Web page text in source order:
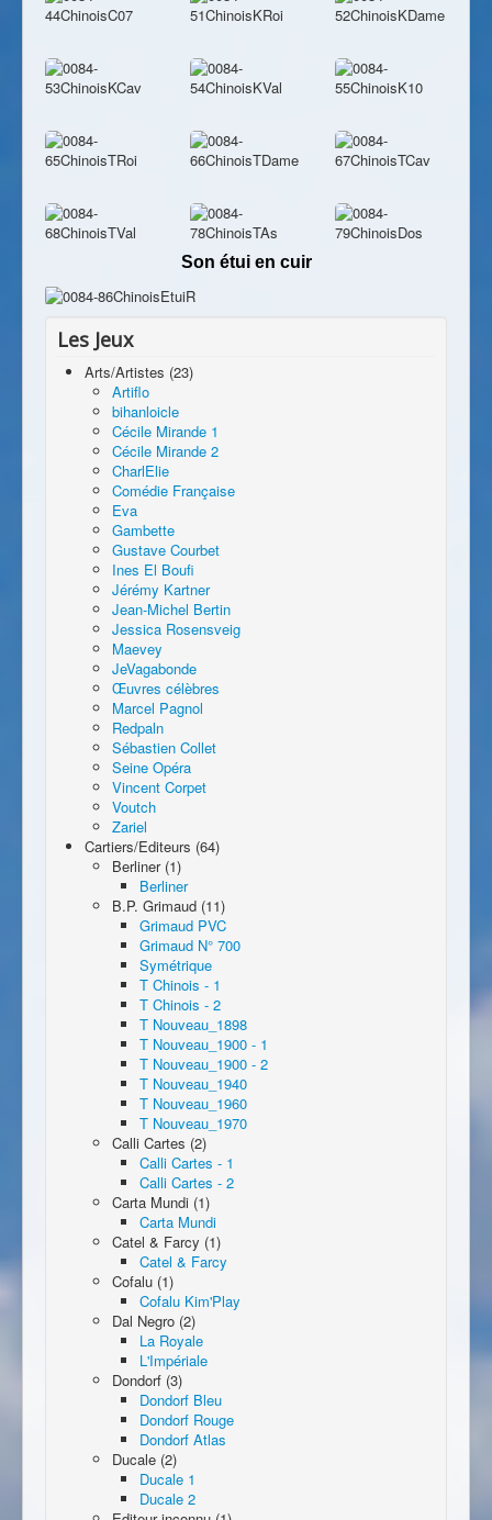
Son étui en cuir
Les Jeux
Arts/Artistes (23)
Artiflo
bihanloicle
Cécile Mirande 1
Cécile Mirande 2
CharlElie
Comédie Française
Eva
Gambette
Gustave Courbet
Ines El Boufi
Jérémy Kartner
Jean-Michel Bertin
Jessica Rosensveig
Maevey
JeVagabonde
Œuvres célèbres
Marcel Pagnol
Redpaln
Sébastien Collet
Seine Opéra
Vincent Corpet
Voutch
Zariel
Cartiers/Editeurs (64)
Berliner (1)
Berliner
B.P. Grimaud (11)
Grimaud PVC
Grimaud N° 700
Symétrique
T Chinois - 1
T Chinois - 2
T Nouveau_1898
T Nouveau_1900 - 1
T Nouveau_1900 - 2
T Nouveau_1940
T Nouveau_1960
T Nouveau_1970
Calli Cartes (2)
Calli Cartes - 1
Calli Cartes - 2
Carta Mundi (1)
Carta Mundi
Catel & Farcy (1)
Catel & Farcy
Cofalu (1)
Cofalu Kim'Play
Dal Negro (2)
La Royale
L'Impériale
Dondorf (3)
Dondorf Bleu
Dondorf Rouge
Dondorf Atlas
Ducale (2)
Ducale 1
Ducale 2